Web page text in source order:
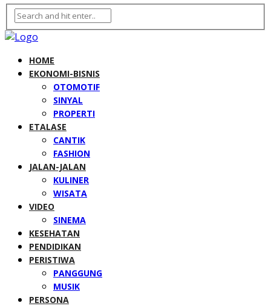
HOME
EKONOMI-BISNIS
OTOMOTIF
SINYAL
PROPERTI
ETALASE
CANTIK
FASHION
JALAN-JALAN
KULINER
WISATA
VIDEO
SINEMA
KESEHATAN
PENDIDIKAN
PERISTIWA
PANGGUNG
MUSIK
PERSONA